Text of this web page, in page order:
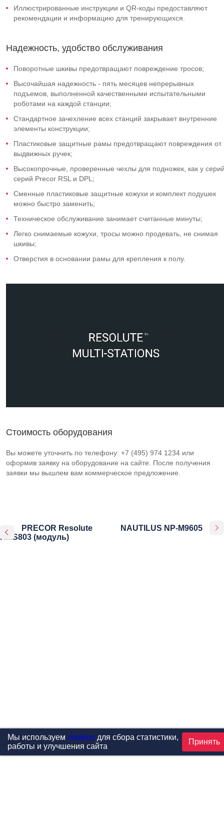
Иллюстрированные инструкции и QR-коды предоставляют
рекомендации и информацию для тренирующихся.
Надежность, удобство обслуживания
Поворотные шкивы предотвращают повреждение тросов;
Высочайшая надежность - пять месяцев непрерывных
подъемов, выполненной качественными испытательными
роботами на каждой станции;
Стандартное зачехление всех станций закрывает внутренние
элементы конструкции;
Пластиковые защитные рамы предотвращают повреждения от
выдвижных ручек;
Высокопрочные, проверенные чехлы для подножек, как у
серий Precor RSL и DPL;
Сменные пластиковые защитные кожухи и комплект подушек
можно быстро заменить;
Техническое обслуживание занимает считанные минуты;
Легко снимаемые кожухи, тросы можно продевать, не снимая
шкивы;
Отверстия в основании рамы для крепления к полу.
Стоимость оборудования
Вы можете уточнить по телефону: +7 (495) 974 1234 или
оформив заявку на оборудование на сайте. После получения
заявки мы вышлем вам коммерческое предложение.
PRECOR Resolute
RMS803 (модуль)
NAUTILUS NP-M9605
Мы используем cookiesдля сбора статистики,
работы и улучшения сайта
Принять